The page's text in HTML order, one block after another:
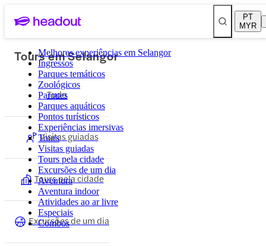
PT
MYR
Melhores experiências em Selangor
Ingressos
Parques temáticos
Zoológicos
Parques
Parques aquáticos
Pontos turísticos
Experiências imersivas
Tours
Visitas guiadas
Tours pela cidade
Excursões de um dia
Aventura
Aventura indoor
Atividades ao ar livre
Especiais
Combos
Tours em Selangor
Tudo
Visitas guiadas
Tours pela cidade
Excursões de um dia